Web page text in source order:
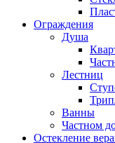
Ограждения
Душа
Лестниц
Ванны
Частном
Остекление